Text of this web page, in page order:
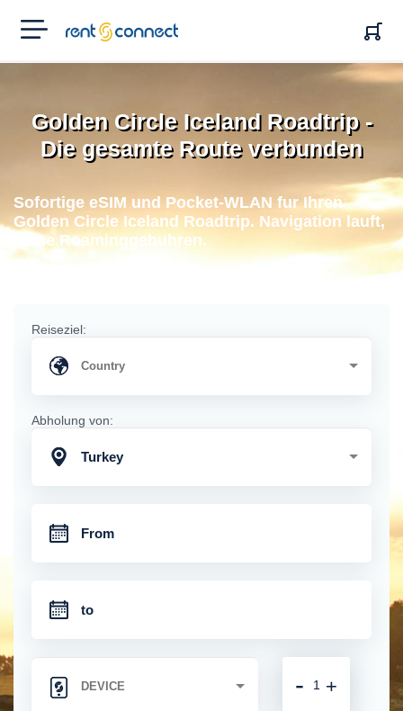
RENT'N
CONNECT
Golden Circle Iceland Roadtrip -
Die gesamte Route verbunden
Sofortige eSIM und Pocket-WLAN fur Ihren
Golden Circle Iceland Roadtrip. Navigation lauft,
keine Roaminggebuhren.
Reiseziel:
Abholung von:
Turkey
+
-